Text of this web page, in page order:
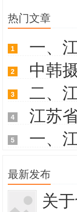
热门文章
1 一、
2 中韩
3 二、
4 江苏
5 一、
最新发布
关